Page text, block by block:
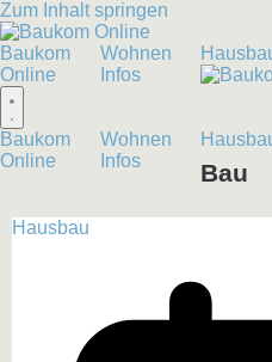
Zum Inhalt springen
Baukom
Online
Wohnen
Infos
Baukom
Online
Wohnen
Infos
Bau
Hausbau